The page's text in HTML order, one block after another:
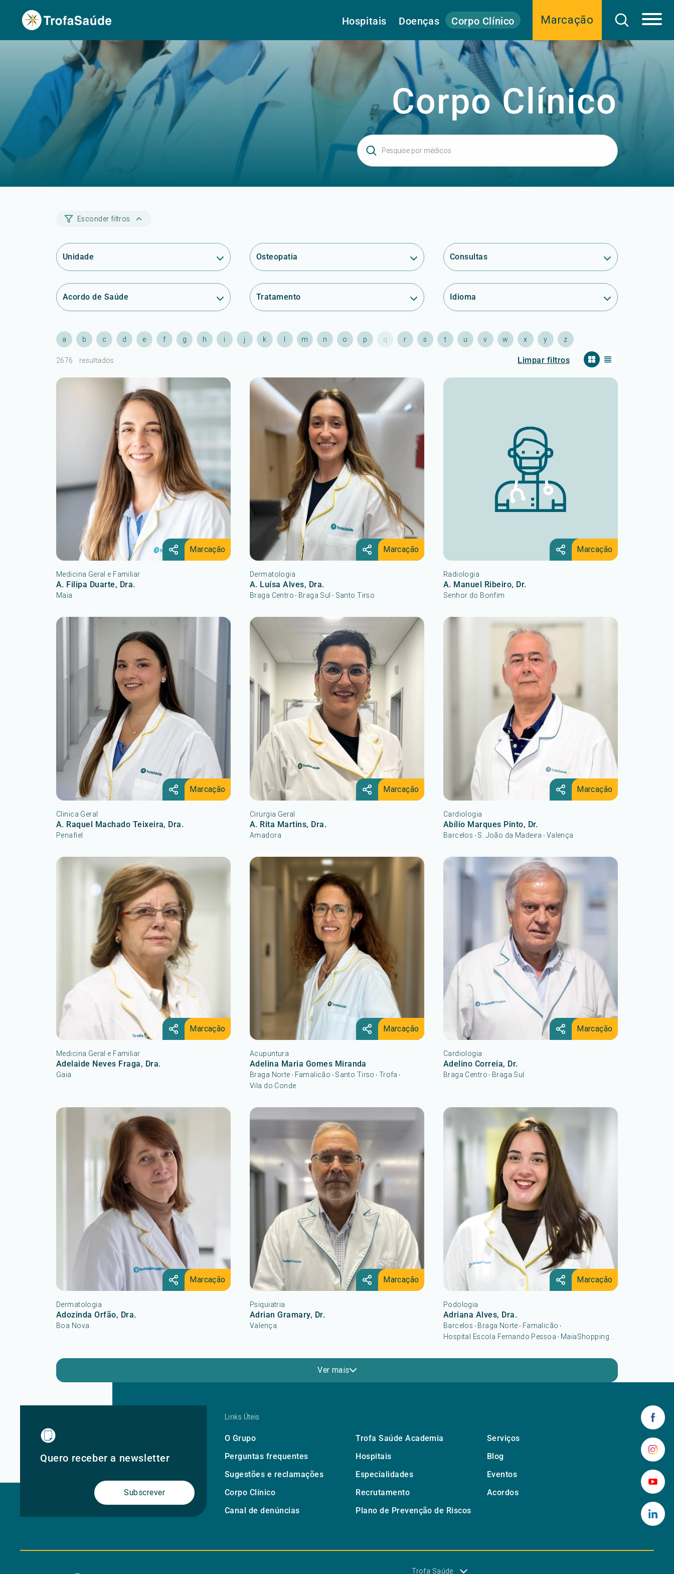
Marcação
Hospitais Doenças Corpo Clínico
Corpo Clínico
Esconder filtros
Unidade Osteopatia Consultas
Acordo de Saúde Tratamento Idioma
a b c d e f g h i j k l m n o p q r s t u v w x y z
2676 resultados Limpar filtros
Marcação
Medicina Geral e Familiar
A. Filipa Duarte, Dra.
Maia
Marcação
Dermatologia
A. Luísa Alves, Dra.
Braga Centro • Braga Sul • Santo Tirso
Marcação
Radiologia
A. Manuel Ribeiro, Dr.
Senhor do Bonfim
Marcação
Clinica Geral
A. Raquel Machado Teixeira, Dra.
Penafiel
Marcação
Cirurgia Geral
A. Rita Martins, Dra.
Amadora
Marcação
Cardiologia
Abílio Marques Pinto, Dr.
Barcelos • S. João da Madeira • Valença
Marcação
Medicina Geral e Familiar
Adelaide Neves Fraga, Dra.
Gaia
Marcação
Acupuntura
Adelina Maria Gomes Miranda
Braga Norte • Famalicão • Santo Tirso • Trofa •
Vila do Conde
Marcação
Cardiologia
Adelino Correia, Dr.
Braga Centro • Braga Sul
Marcação
Dermatologia
Adozinda Orfão, Dra.
Boa Nova
Marcação
Psiquiatria
Adrian Gramary, Dr.
Valença
Marcação
Podologia
Adriana Alves, Dra.
Barcelos • Braga Norte • Famalicão •
Hospital Escola Fernando Pessoa • MaiaShopping
Ver mais
Quero receber a newsletter
Subscrever
Links Úteis
O Grupo Trofa Saúde Academia
Serviços
Perguntas frequentes
Hospitais
Blog
Sugestões e reclamações
Especialidades
Eventos
Corpo Clínico
Recrutamento
Acordos
Canal de denúncias
Plano de Prevenção de Riscos
Trofa Saúde